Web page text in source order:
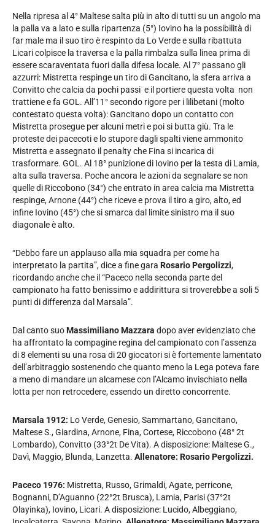
Nella ripresa al 4° Maltese salta più in alto di tutti su un angolo ma
la palla va a lato e sulla ripartenza (5°) Iovino ha la possibilità di
far male ma il suo tiro è respinto da Lo Verde e sulla ribattuta
Licari colpisce la traversa e la palla rimbalza sulla linea prima di
essere scaraventata fuori dalla difesa locale. Al 7° passano gli
azzurri: Mistretta respinge un tiro di Gancitano, la sfera arriva a
Convitto che calcia da pochi passi e il portiere questa volta non
trattiene e fa GOL. All’11° secondo rigore per i lilibetani (molto
contestato questa volta): Gancitano dopo un contatto con
Mistretta prosegue per alcuni metri e poi si butta giù. Tra le
proteste dei pacecoti e lo stupore dagli spalti viene ammonito
Mistretta e assegnato il penalty che Fina si incarica di
trasformare. GOL. Al 18° punizione di Iovino per la testa di Lamia,
alta sulla traversa. Poche ancora le azioni da segnalare se non
quelle di Riccobono (34°) che entrato in area calcia ma Mistretta
respinge, Arnone (44°) che riceve e prova il tiro a giro, alto, ed
infine Iovino (45°) che si smarca dal limite sinistro ma il suo
diagonale è alto.
“Debbo fare un applauso alla mia squadra per come ha
interpretato la partita”, dice a fine gara Rosario Pergolizzi,
ricordando anche che il “Paceco nella seconda parte del
campionato ha fatto benissimo e addirittura si troverebbe a soli 5
punti di differenza dal Marsala”.
Dal canto suoMassimiliano Mazzara dopo aver evidenziato che
ha affrontato la compagine regina del campionato con l’assenza
di 8 elementi su una rosa di 20 giocatori si è fortemente lamentato
dell’arbitraggio sostenendo che quanto meno la Lega poteva fare
a meno di mandare un alcamese con l’Alcamo invischiato nella
lotta per non retrocedere, essendo un diretto concorrente.
Marsala 1912: Lo Verde, Genesio, Sammartano, Gancitano,
Maltese S., Giardina, Arnone, Fina, Cortese, Riccobono (48° 2t
Lombardo), Convitto (33°2t De Vita). A disposizione: Maltese G.,
Davì, Maggio, Blunda, Lanzetta. Allenatore: Rosario Pergolizzi.
Paceco 1976: Mistretta, Russo, Grimaldi, Agate, perricone,
Bognanni, D’Aguanno (22°2t Brusca), Lamia, Parisi (37°2t
Olayinka), Iovino, Licari. A disposizione: Lucido, Albeggiano,